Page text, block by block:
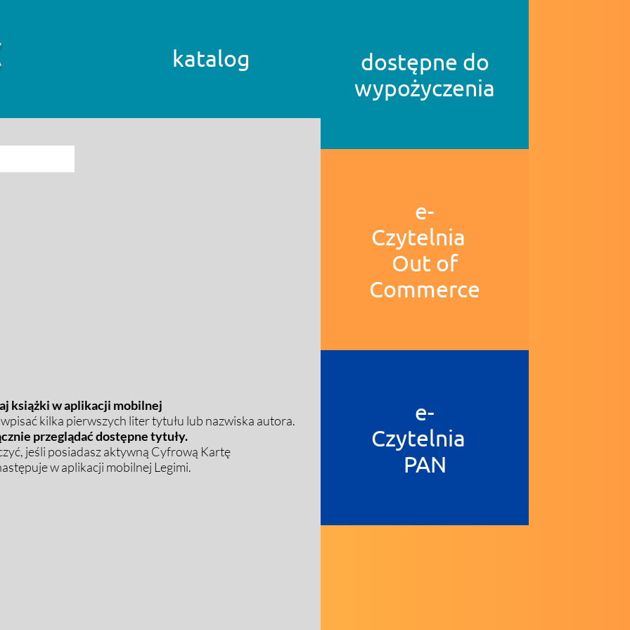
katalog
książki w aplikacji mobilnej
kilka pierwszych liter tytułu lub nazwiska autora.
przeglądać dostępne tytuły.
jeśli posiadasz aktywną Cyfrową Kartę
w aplikacji mobilnej Legimi.
dostępne do
wypożyczenia
e-
Czytelnia
Out of
Commerce
e-
Czytelnia
PAN